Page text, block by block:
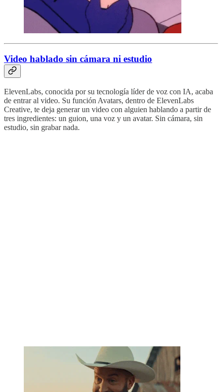
Video hablado sin cámara ni estudio
ElevenLabs, conocida por su tecnología líder de voz con IA, acaba
de entrar al video. Su función Avatars, dentro de ElevenLabs
Creative, te deja generar un video con alguien hablando a partir de
tres ingredientes: un guion, una voz y un avatar. Sin cámara, sin
estudio, sin grabar nada.